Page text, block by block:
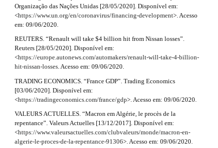
Organização das Nações Unidas [28/05/2020]. Disponível em:
<https://www.un.org/en/coronavirus/financing-development>. Acesso
em: 09/06/2020.
REUTERS. “Renault will take $4 billion hit from Nissan losses”.
Reuters [28/05/2020]. Disponível em:
<https://europe.autonews.com/automakers/renault-will-take-4-billion-
hit-nissan-losses. Acesso em: 09/06/2020.
TRADING ECONOMICS. “France GDP”. Trading Economics
[03/06/2020]. Disponível em:
<https://tradingeconomics.com/france/gdp>. Acesso em: 09/06/2020.
VALEURS ACTUELLES. “Macron em Algérie, le procès de la
repentance”. Valeurs Actuelles [13/12/2017]. Disponível em:
<https://www.valeursactuelles.com/clubvaleurs/monde/macron-en-
algerie-le-proces-de-la-repentance-91306>. Acesso em: 09/06/2020.